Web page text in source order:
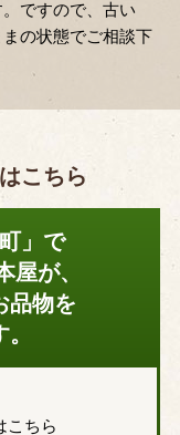
ですので、古い
の状態でご相談下
こちら
」で
屋が、
品物を
こちら